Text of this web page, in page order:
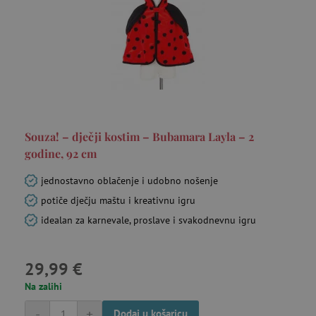
Souza! – dječji kostim – Bubamara Layla – 2
godine, 92 cm
jednostavno oblačenje i udobno nošenje
potiče dječju maštu i kreativnu igru
idealan za karnevale, proslave i svakodnevnu igru
29,99 €
Na zalihi
funkcionalnost internetske stranice, kao što su
npr. upis korisnika na stranici te uređivanje
računa. Internetsku stranicu ne možete
odgovarajuće upotrebljavati bez nužno
potrebnih kolačića.
featureFlagIdentifier
lastVisitedProduct